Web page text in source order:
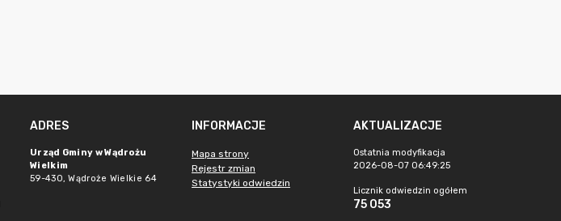
ADRES
Urząd Gminy w Wądrożu
Wielkim
59-430, Wądroże Wielkie 64
INFORMACJE
Mapa strony
Rejestr zmian
Statystyki odwiedzin
AKTUALIZACJE
Ostatnia modyfikacja
2026-08-07 06:49:25
Licznik odwiedzin ogółem
75 053